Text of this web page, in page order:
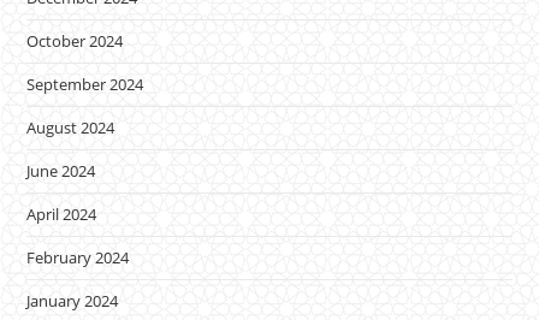
October 2024
September 2024
August 2024
June 2024
April 2024
February 2024
January 2024